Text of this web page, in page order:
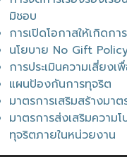
มิชอบ
การเปิดโอกาสให้เกิดกา
นโยบาย No Gift
การประเมินความเสี่ยง
แผนป้องกันการทุจริต
มาตรการเสริมสร้างมา
มาตรการส่งเสริมความ
ทุจริตภายในหน่วยงาน